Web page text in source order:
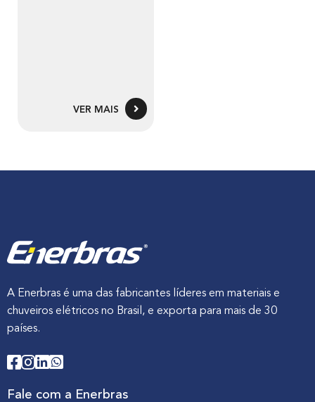
VER MAIS
A Enerbras é uma das fabricantes líderes em materiais e
chuveiros elétricos no Brasil, e exporta para mais de 30
países.
Fale com a Enerbras